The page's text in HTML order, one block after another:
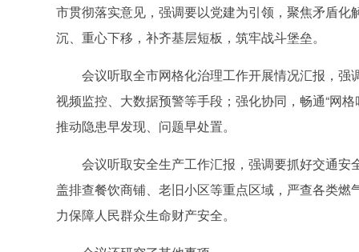
市贯彻落实意见，强调要以党建为引领，聚焦矛盾化
沉、重心下移，补齐基层短板，筑牢战斗堡垒。
会议听取全市网格化治理工作开展情况汇报，
视频监控、大数据预警等手段；强化协同，畅通“网
推动隐患早发现、问题早处置。
会议听取安全生产工作汇报，强调要抓好交通
盖排查餐饮商铺、老旧小区等重点区域，严查各类燃
力保障人民群众生命财产安全。